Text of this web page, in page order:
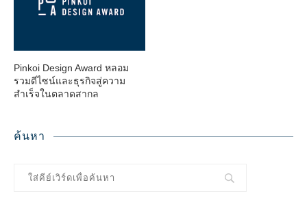
Pinkoi Design Award หลอม
รวมดีไซน์และธุรกิจสู่ความ
สำเร็จในตลาดสากล
ค้นหา